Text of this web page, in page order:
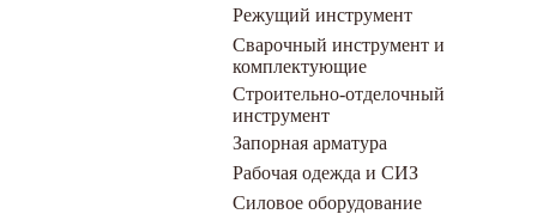
Режущий инструмент
Сварочный инструмент и
комплектующие
Строительно-отделочный
инструмент
Запорная арматура
Рабочая одежда и СИЗ
Силовое оборудование